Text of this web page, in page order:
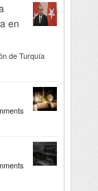
en
de Turquía